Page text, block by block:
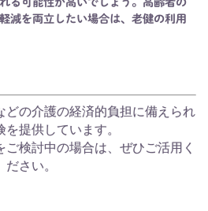
減を両立したい場合は、老健の利用
どの介護の経済的負担に備えられ
を提供しています。
検討中の場合は、ぜひご活用く
ださい。